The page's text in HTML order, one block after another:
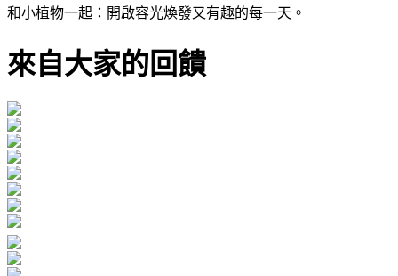
和小植物一起：開啟容光煥發又有趣的每一天。
來自大家的回饋